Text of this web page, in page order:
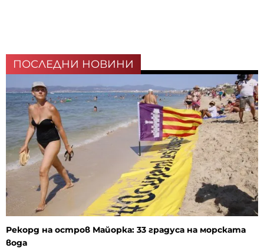
ПОСЛЕДНИ НОВИНИ
Рекорд на остров Майорка: 33 градуса на морската
вода